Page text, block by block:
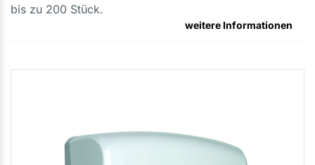
bis zu 200 Stück.
weitere Informationen